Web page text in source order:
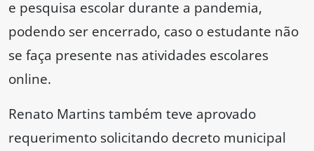
e pesquisa escolar durante a pandemia,
podendo ser encerrado, caso o estudante não
se faça presente nas atividades escolares
online.
Renato Martins também teve aprovado
requerimento solicitando decreto municipal